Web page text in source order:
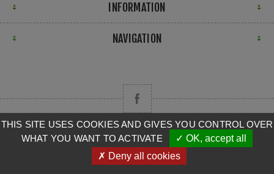
INFORMATION
NAVIGATION
Copyright © 2026 CAMPA. Tous droits réservés.
Powered by nopCommerce
THIS SITE USES COOKIES AND GIVES YOU CONTROL OVER
WHAT YOU WANT TO ACTIVATE
✓ OK, accept all
✗ Deny all cookies